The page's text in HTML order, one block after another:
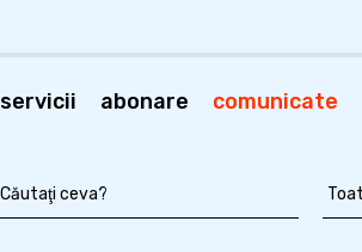
servicii abonare comunicate